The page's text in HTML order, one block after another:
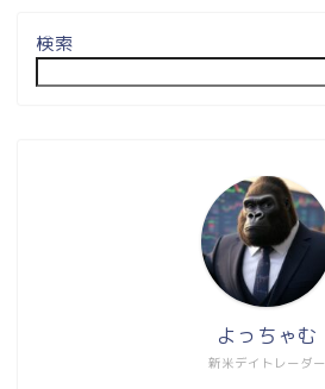
検索
新米デイトレーダー
よっちゃむ